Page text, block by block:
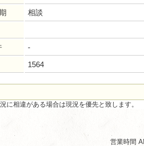
相談
-
1564
に相違がある場合は現況を優先と致します。
営業時間